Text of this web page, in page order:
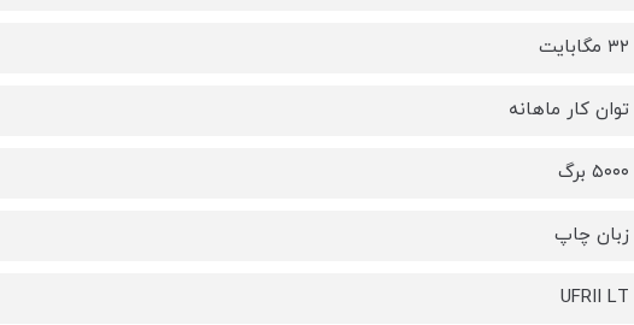
۳۲ مگابایت
توان کار ماهانه
۵۰۰۰ برگ
زبان چاپ
UFRII LT